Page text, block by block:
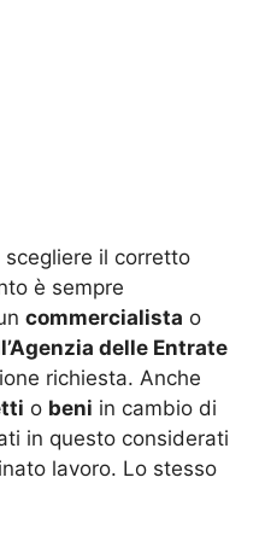
il corretto
è sempre
commercialista o
delle Entrate
richiesta. Anche
o beni in cambio di
in questo considerati
lavoro. Lo stesso